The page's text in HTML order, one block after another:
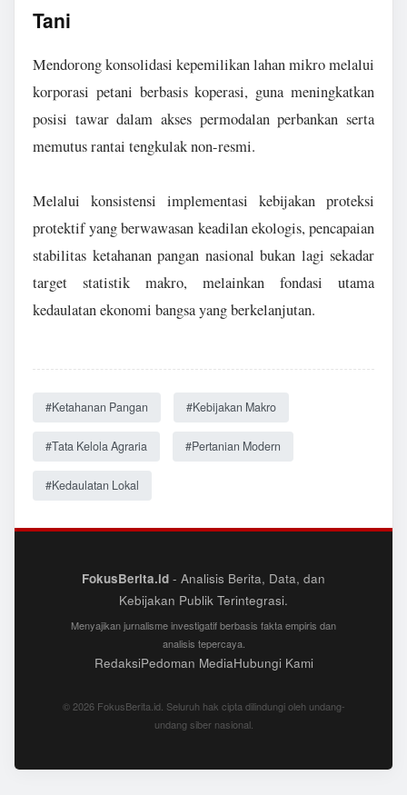
Tani
Mendorong konsolidasi kepemilikan lahan mikro melalui
korporasi petani berbasis koperasi, guna meningkatkan
posisi tawar dalam akses permodalan perbankan serta
memutus rantai tengkulak non-resmi.
Melalui konsistensi implementasi kebijakan proteksi
protektif yang berwawasan keadilan ekologis, pencapaian
stabilitas ketahanan pangan nasional bukan lagi sekadar
target statistik makro, melainkan fondasi utama
kedaulatan ekonomi bangsa yang berkelanjutan.
#Ketahanan Pangan #Kebijakan Makro
#Tata Kelola Agraria #Pertanian Modern
#Kedaulatan Lokal
FokusBerita.id - Analisis Berita, Data, dan
Kebijakan Publik Terintegrasi.
Menyajikan jurnalisme investigatif berbasis fakta empiris dan
analisis tepercaya.
RedaksiPedoman MediaHubungi Kami
© 2026 FokusBerita.id. Seluruh hak cipta dilindungi oleh undang-
undang siber nasional.